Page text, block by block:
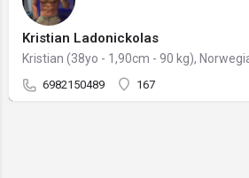
Kristian Ladonickolas
6982150489 167